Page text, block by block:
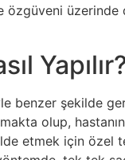
özgüveni
benzer şekilde
olup,
etmek için özel